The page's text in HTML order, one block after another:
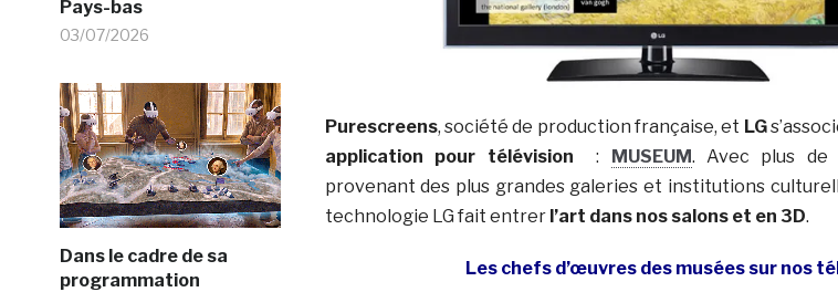
Pays-bas
03/07/2026
Dans le cadre de sa
programmation
Purescreens, société de production française, et LG
application pour télévision : MUSEUM. Avec plus de
provenant des plus grandes galeries et institutions
technologie LG fait entrerl’art dans nos salons et en 3D.
Les chefs d’œuvres des musées sur nos